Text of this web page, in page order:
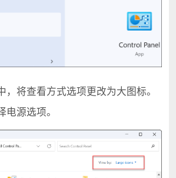
将查看方式选项更改为大图标。
源选项。